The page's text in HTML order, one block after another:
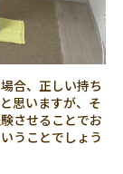
合、正しい持ち
思いますが、そ
させることでお
うことでしょう